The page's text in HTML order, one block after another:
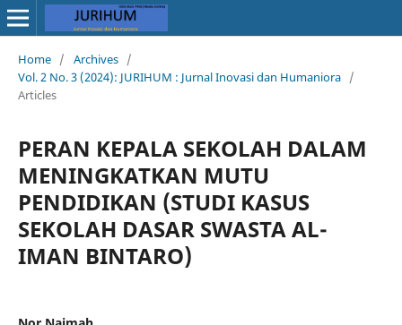
Home / Archives /
Vol. 2 No. 3 (2024): JURIHUM : Jurnal Inovasi dan Humaniora /
Articles
PERAN KEPALA SEKOLAH DALAM
MENINGKATKAN MUTU
PENDIDIKAN (STUDI KASUS
SEKOLAH DASAR SWASTA AL-
IMAN BINTARO)